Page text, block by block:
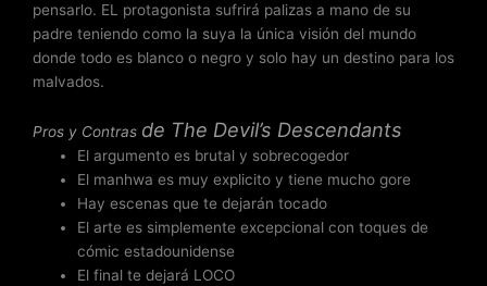
pensarlo. EL protagonista sufrirá palizas a mano de su
padre teniendo como la suya la única visión del mundo
donde todo es blanco o negro y solo hay un destino para los
malvados.
Pros y Contras de The Devil’s Descendants
El argumento es brutal y sobrecogedor
El manhwa es muy explicito y tiene mucho gore
Hay escenas que te dejarán tocado
El arte es simplemente excepcional con toques de
cómic estadounidense
El final te dejará LOCO